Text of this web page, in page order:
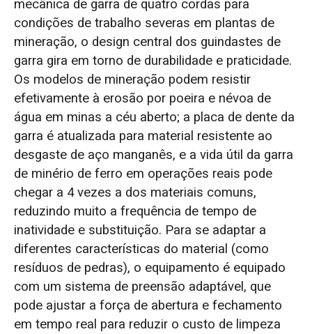
mecânica de garra de quatro cordas para
condições de trabalho severas em plantas de
mineração, o design central dos guindastes de
garra gira em torno de durabilidade e praticidade.
Os modelos de mineração podem resistir
efetivamente à erosão por poeira e névoa de
água em minas a céu aberto; a placa de dente da
garra é atualizada para material resistente ao
desgaste de aço manganês, e a vida útil da garra
de minério de ferro em operações reais pode
chegar a 4 vezes a dos materiais comuns,
reduzindo muito a frequência de tempo de
inatividade e substituição. Para se adaptar a
diferentes características do material (como
resíduos de pedras), o equipamento é equipado
com um sistema de preensão adaptável, que
pode ajustar a força de abertura e fechamento
em tempo real para reduzir o custo de limpeza